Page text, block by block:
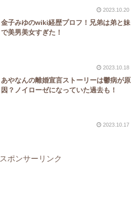
2023.10.20
金子みゆのwiki経歴プロフ！兄弟は弟と妹
で美男美女すぎた！
2023.10.18
あやなんの離婚宣言ストーリーは鬱病が原
因？ノイローゼになっていた過去も！
2023.10.17
スポンサーリンク